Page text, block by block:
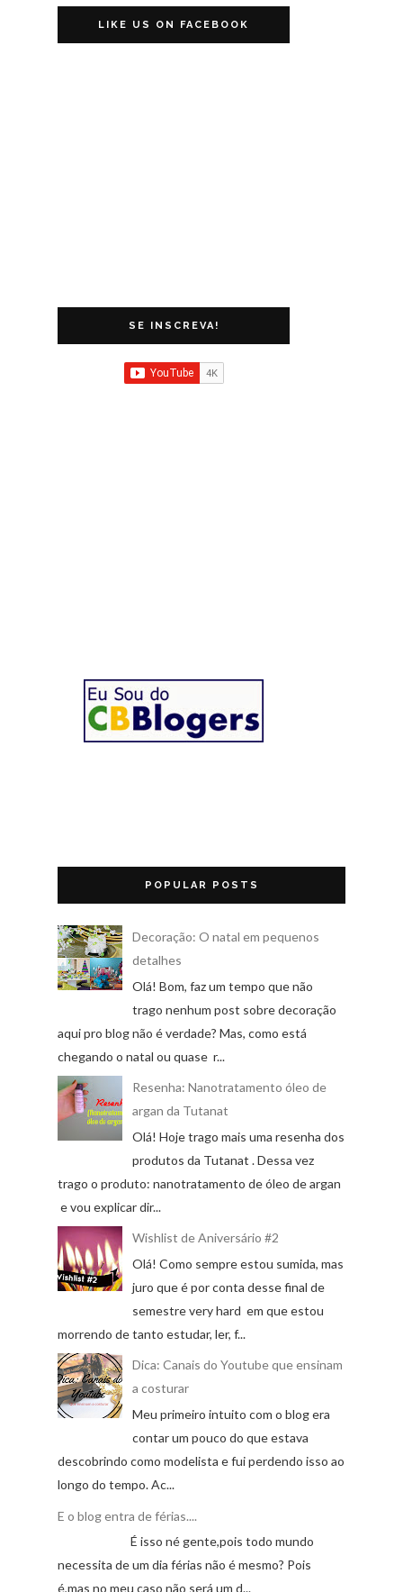
LIKE US ON FACEBOOK
SE INSCREVA!
POPULAR POSTS
Decoração: O natal em pequenos
detalhes
Olá! Bom, faz um tempo que não
trago nenhum post sobre decoração
aqui pro blog não é verdade? Mas, como está
chegando o natal ou quase r...
Resenha: Nanotratamento óleo de
argan da Tutanat
Olá! Hoje trago mais uma resenha dos
produtos da Tutanat . Dessa vez
trago o produto: nanotratamento de óleo de argan
e vou explicar dir...
Wishlist de Aniversário #2
Olá! Como sempre estou sumida, mas
juro que é por conta desse final de
semestre very hard em que estou
morrendo de tanto estudar, ler, f...
Dica: Canais do Youtube que ensinam
a costurar
Meu primeiro intuito com o blog era
contar um pouco do que estava
descobrindo como modelista e fui perdendo isso ao
longo do tempo. Ac...
E o blog entra de férias....
É isso né gente,pois todo mundo
necessita de um dia férias não é mesmo? Pois
é,mas no meu caso não será um d...